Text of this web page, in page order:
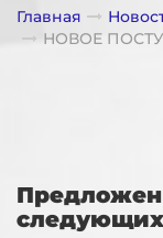
Главная
НОВОЕ
следующих